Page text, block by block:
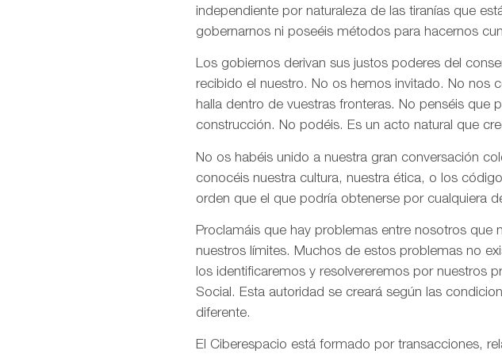
independiente por naturaleza de las tiranías que
gobernarnos ni poseéis métodos para hacernos
Los gobiernos derivan sus justos poderes del
recibido el nuestro. No os hemos invitado. No nos
halla dentro de vuestras fronteras. No penséis
construcción. No podéis. Es un acto natural que
No os habéis unido a nuestra gran conversación
conocéis nuestra cultura, nuestra ética, o los
orden que el que podría obtenerse por cualquiera
Proclamáis que hay problemas entre nosotros que
nuestros límites. Muchos de estos problemas no
los identificaremos y resolvereremos por nuestros
Social. Esta autoridad se creará según las
diferente.
El Ciberespacio está formado por transacciones,